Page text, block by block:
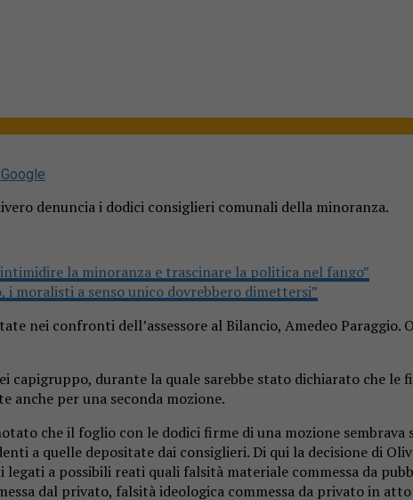
denuncia i dodici consiglieri comunali della minoranza.
la minoranza e trascinare la politica nel fango”
i moralisti a senso unico dovrebbero dimettersi”
nei confronti dell’assessore al Bilancio, Amedeo
durante la quale sarebbe stato dichiarato che le
anche per una seconda mozione.
che il foglio con le dodici firme di una mozione sembrava
a quelle depositate dai consiglieri. Di qui la decisione di
a possibili reati quali falsità materiale commessa da
dal privato, falsità ideologica commessa da privato in